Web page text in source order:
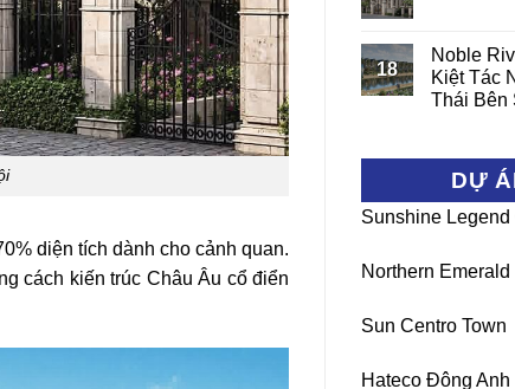
diện tích dành cho cảnh quan.
cách kiến trúc Châu Âu cổ điển
18
Noble
Kiệt Tác
Thái Bên
DỰ
Sunshine Legend
Northern Emerald
Sun Centro Town
Hateco Đông Anh